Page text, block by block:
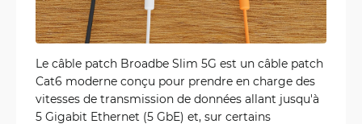
Le câble patch Broadbe Slim 5G est un câble patch
Cat6 moderne conçu pour prendre en charge des
vitesses de transmission de données allant jusqu'à
5 Gigabit Ethernet (5 GbE) et, sur certains